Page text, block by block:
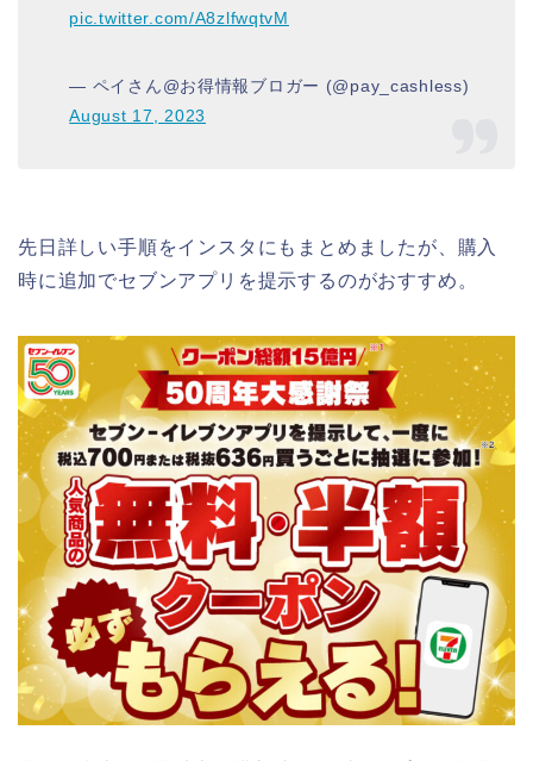
pic.twitter.com/A8zlfwqtvM
— ペイさん@お得情報ブロガー (@pay_cashless)
August 17, 2023
先日詳しい手順をインスタにもまとめましたが、購入
時に追加でセブンアプリを提示するのがおすすめ。